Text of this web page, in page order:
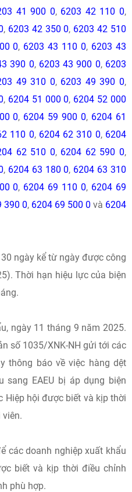
41 900 0, 6203 42 110 0,
, 6203 42 350 0, 6203 42 510
0, 6203 43 110 0, 6203 43
390 0, 6203 43 900 0, 6203
49 310 0, 6203 49 390 0,
, 6204 51 000 0, 6204 52 000
0, 6204 59 900 0, 6204 61
110 0, 6204 62 310 0, 6204
62 510 0, 6204 62 590 0,
, 6204 63 180 0, 6204 63 310
0, 6204 69 110 0, 6204 69
390 0, 6204 69 500 0 và 6204
ngày kể từ ngày được công
Thời hạn hiệu lực của biện
ngày 11 tháng 9 năm 2025.
số 1035/XNK-NH gửi tới các
thông báo về việc hàng dệt
sang EAEU bị áp dụng biện
Hiệp hội được biết và kịp thời
các doanh nghiệp xuất khẩu
biết và kịp thời điều chỉnh
phù hợp.